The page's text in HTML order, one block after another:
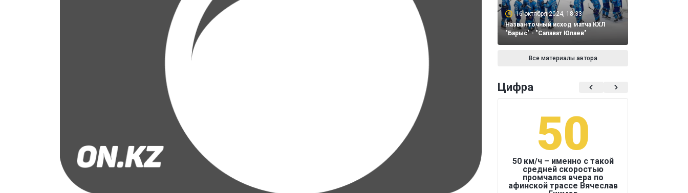
16 октября 2024, 18:33
Назван точный исход матча КХЛ
"Барыс" - "Салават Юлаев"
Все материалы автора
Цифра
50
50 км/ч – именно с такой
средней скоростью
промчался вчера по
афинской трассе Вячеслав